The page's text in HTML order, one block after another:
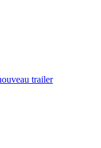
trailer